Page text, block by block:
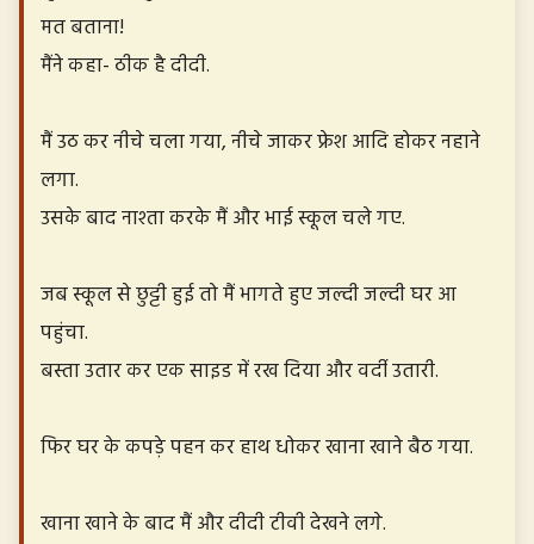
मत बताना!
मैंने कहा- ठीक है दीदी.
मैं उठ कर नीचे चला गया, नीचे जाकर फ्रेश आदि होकर नहाने
लगा.
उसके बाद नाश्ता करके मैं और भाई स्कूल चले गए.
जब स्कूल से छुट्टी हुई तो मैं भागते हुए जल्दी जल्दी घर आ
पहुंचा.
बस्ता उतार कर एक साइड में रख दिया और वर्दी उतारी.
फिर घर के कपड़े पहन कर हाथ धोकर खाना खाने बैठ गया.
खाना खाने के बाद मैं और दीदी टीवी देखने लगे.